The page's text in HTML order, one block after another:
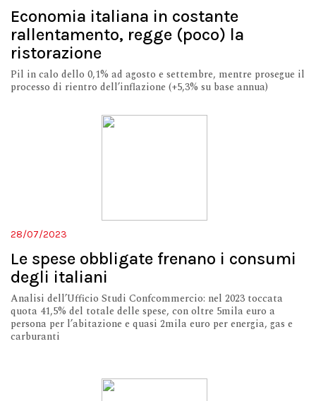
Economia italiana in costante
rallentamento, regge (poco) la
ristorazione
Pil in calo dello 0,1% ad agosto e settembre, mentre prosegue il
processo di rientro dell’inflazione (+5,3% su base annua)
28/07/2023
Le spese obbligate frenano i consumi
degli italiani
Analisi dell’Ufficio Studi Confcommercio: nel 2023 toccata
quota 41,5% del totale delle spese, con oltre 5mila euro a
persona per l’abitazione e quasi 2mila euro per energia, gas e
carburanti